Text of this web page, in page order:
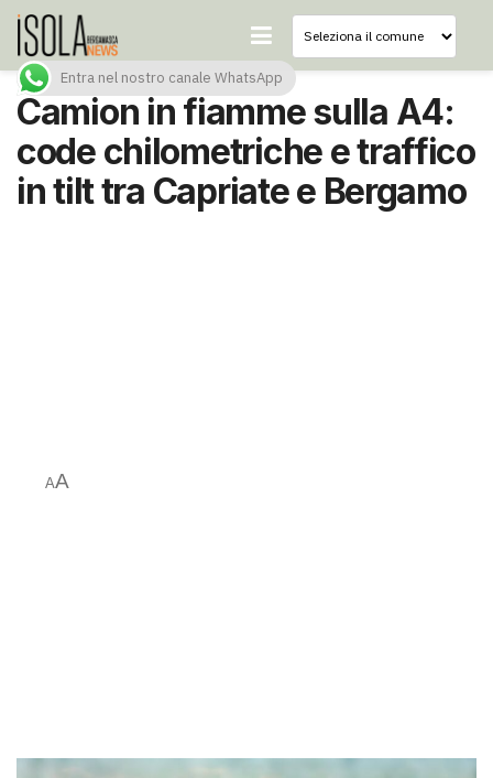
Camion in fiamme sulla A4:
code chilometriche e traffico
in tilt tra Capriate e Bergamo
AA
Entra nel nostro canale WhatsApp